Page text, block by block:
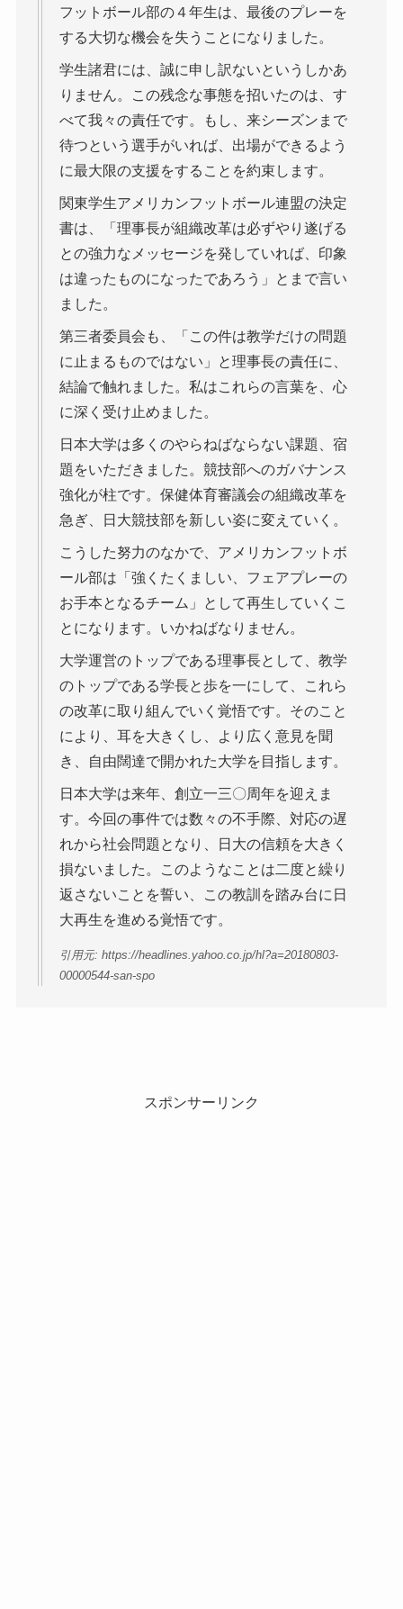
フットボール部の４年生は、最後のプレーを
する大切な機会を失うことになりました。
学生諸君には、誠に申し訳ないというしかあ
りません。この残念な事態を招いたのは、す
べて我々の責任です。もし、来シーズンまで
待つという選手がいれば、出場ができるよう
に最大限の支援をすることを約束します。
関東学生アメリカンフットボール連盟の決定
書は、「理事長が組織改革は必ずやり遂げる
との強力なメッセージを発していれば、印象
は違ったものになったであろう」とまで言い
ました。
第三者委員会も、「この件は教学だけの問題
に止まるものではない」と理事長の責任に、
結論で触れました。私はこれらの言葉を、心
に深く受け止めました。
日本大学は多くのやらねばならない課題、宿
題をいただきました。競技部へのガバナンス
強化が柱です。保健体育審議会の組織改革を
急ぎ、日大競技部を新しい姿に変えていく。
こうした努力のなかで、アメリカンフットボ
ール部は「強くたくましい、フェアプレーの
お手本となるチーム」として再生していくこ
とになります。いかねばなりません。
大学運営のトップである理事長として、教学
のトップである学長と歩を一にして、これら
の改革に取り組んでいく覚悟です。そのこと
により、耳を大きくし、より広く意見を聞
き、自由闊達で開かれた大学を目指します。
日本大学は来年、創立一三〇周年を迎えま
す。今回の事件では数々の不手際、対応の遅
れから社会問題となり、日大の信頼を大きく
損ないました。このようなことは二度と繰り
返さないことを誓い、この教訓を踏み台に日
大再生を進める覚悟です。
引用元: https://headlines.yahoo.co.jp/hl?a=20180803-
00000544-san-spo
スポンサーリンク